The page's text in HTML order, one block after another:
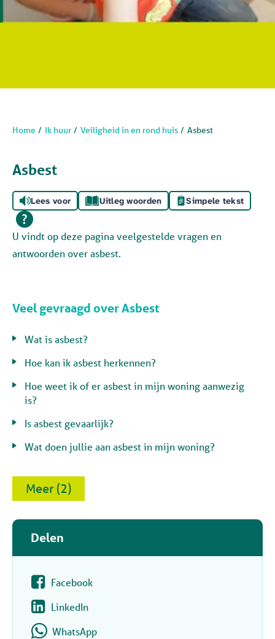
Home Ik huur Veiligheid in en rond huis Asbest
Asbest
Lees voor Uitleg woorden Simpele tekst
U vindt op deze pagina veelgestelde vragen en
antwoorden over asbest.
Veel gevraagd over Asbest
Wat is asbest?
Hoe kan ik asbest herkennen?
Hoe weet ik of er asbest in mijn woning aanwezig
is?
Is asbest gevaarlijk?
Wat doen jullie aan asbest in mijn woning?
Meer (2)
Delen
Facebook
LinkedIn
WhatsApp